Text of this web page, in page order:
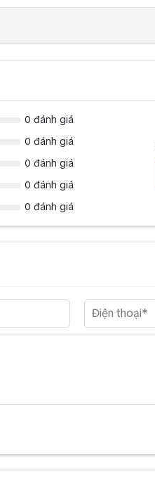
0 đánh giá
0 đánh giá
0 đánh giá
0 đánh giá
0 đánh giá